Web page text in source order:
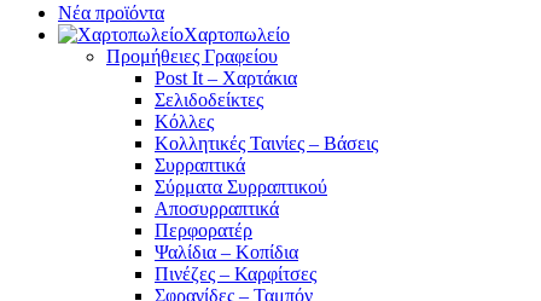
Νέα προϊόντα
Χαρτοπωλείο
Προμήθειες Γραφείου
Post It – Χαρτάκια
Σελιδοδείκτες
Κόλλες
Κολλητικές Ταινίες – Βάσεις
Συρραπτικά
Σύρματα Συρραπτικού
Αποσυρραπτικά
Περφορατέρ
Ψαλίδια – Κοπίδια
Πινέζες – Καρφίτσες
Σφραγίδες – Ταμπόν